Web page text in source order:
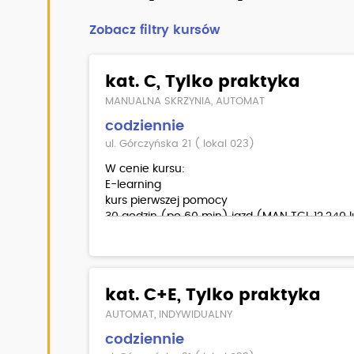
Zobacz filtry kursów
kat. C, Tylko praktyka
MANUALNA SKRZYNIA, AUTOMAT
codziennie
ul. Górczyńska 21 ( lokal 023)
W cenie kursu:
E-learning
kurs pierwszej pomocy
30 godzin (po 60 min) jazd (MAN TGL 12.240
Dodatkowo płatne:
kat. C+E, Tylko praktyka
AUTOMAT, INDYWIDUALNY
codziennie